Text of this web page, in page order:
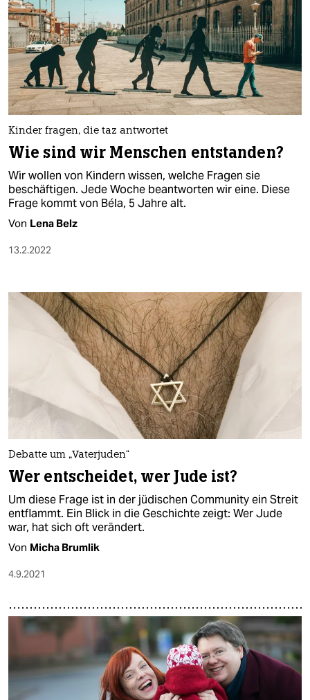
Kinder fragen, die taz antwortet
Wie sind wir Menschen entstanden?
Wir wollen von Kindern wissen, welche Fragen sie
beschäftigen. Jede Woche beantworten wir eine. Diese
Frage kommt von Béla, 5 Jahre alt.
Von Lena Belz
13.2.2022
Debatte um „Vaterjuden“
Wer entscheidet, wer Jude ist?
Um diese Frage ist in der jüdischen Community ein Streit
entflammt. Ein Blick in die Geschichte zeigt: Wer Jude
war, hat sich oft verändert.
Von Micha Brumlik
4.9.2021